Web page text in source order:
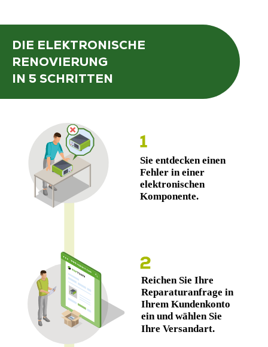
DIE ELEKTRONISCHE
RENOVIERUNG
IN 5 SCHRITTEN